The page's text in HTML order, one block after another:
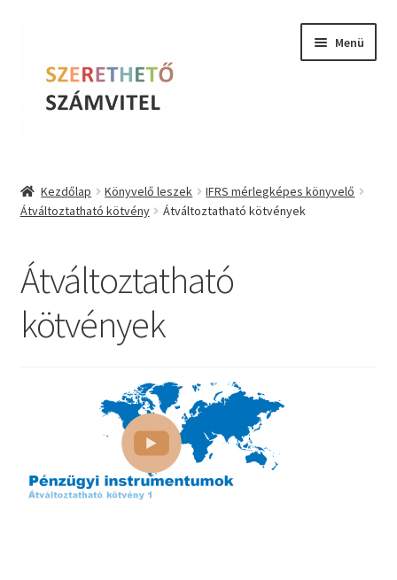
navigációhoz
tartalomba
Menü
Online kurzusok
BLOG
Tudástár
Kezdőlap Könyvelő leszek
IFRS mérlegképes könyvelő
Átváltoztatható kötvény
Átváltoztatható kötvények
Átváltoztatható
kötvények